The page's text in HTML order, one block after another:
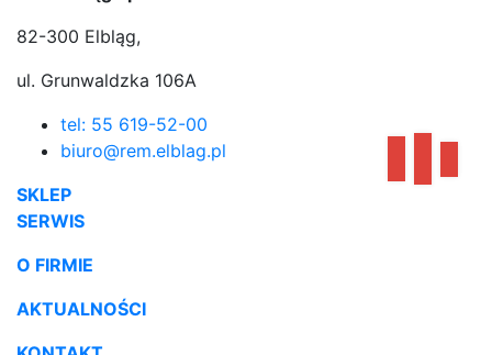
82-300 Elbląg,
ul. Grunwaldzka 106A
tel: 55 619-52-00
biuro@rem.elblag.pl
SKLEP
SERWIS
O FIRMIE
AKTUALNOŚCI